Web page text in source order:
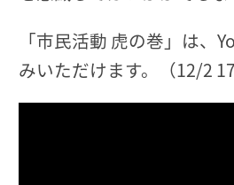
「市民活動 虎の巻」は、
みいただけます。（12/2